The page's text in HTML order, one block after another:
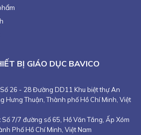
BỊ GIÁO DỤC BAVICO
Số 26 - 28 Đường DD11 Khu biệt thự An
Hưng Thuận, Thành phố Hồ Chí Minh, Việt
Số 7/7 đường số 65, Hồ Văn Tắng, Ấp Xóm
Phố Hồ Chí Minh, Việt Nam